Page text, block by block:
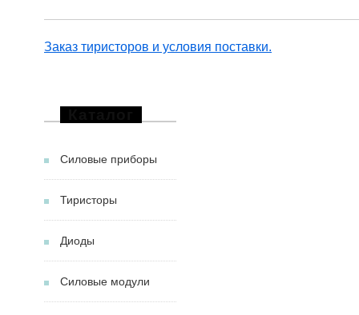
Заказ тиристоров и условия поставки.
Силовые приборы
Тиристоры
Диоды
Силовые модули